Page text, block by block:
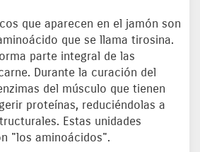
que aparecen en el jamón son
que se llama tirosina.
parte integral de las
Durante la curación del
del músculo que tienen
proteínas, reduciéndolas a
Estas unidades
"los aminoácidos".